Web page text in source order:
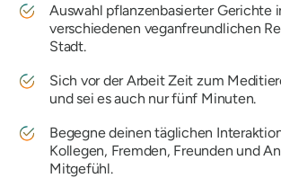
Auswahl pflanzenbasierter Gerichte
verschiedenen veganfreundlichen
Stadt.
Sich vor der Arbeit Zeit zum
und sei es auch nur fünf Minuten.
Begegne deinen täglichen
Kollegen, Fremden, Freunden und
Mitgefühl.